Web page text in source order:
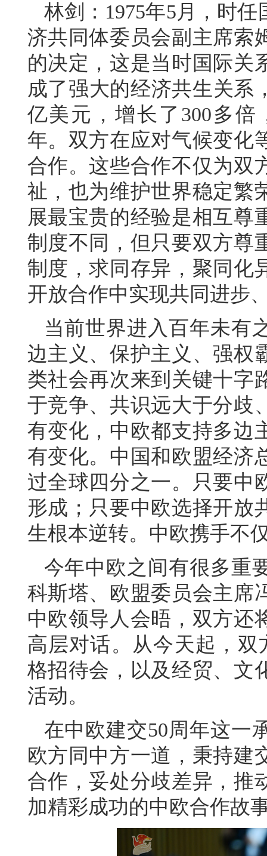
林剑：1975年5月，时
济共同体委员会副主席索
的决定，这是当时国际关
成了强大的经济共生关系
亿美元，增长了300多
年。双方在应对气候变化
合作。这些合作不仅为双
祉，也为维护世界稳定繁
展最宝贵的经验是相互尊
制度不同，但只要双方尊
制度，求同存异，聚同化
开放合作中实现共同进步
当前世界进入百年未有
边主义、保护主义、强权
类社会再次来到关键十字
于竞争、共识远大于分歧
有变化，中欧都支持多边
有变化。中国和欧盟经济
过全球四分之一。只要中
形成；只要中欧选择开放
生根本逆转。中欧携手不
今年中欧之间有很多重
科斯塔、欧盟委员会主席
中欧领导人会晤，双方还
高层对话。从今天起，
格招待会，以及经贸、文
活动。
在中欧建交50周年这一
欧方同中方一道，秉持建
合作，妥处分歧差异，推
加精彩成功的中欧合作故